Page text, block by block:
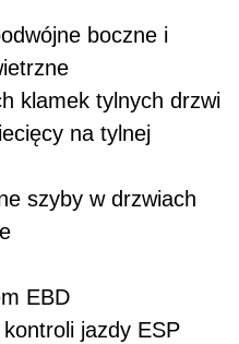
boczne i
klamek tylnych drzwi
na tylnej
szyby w drzwiach
EBD
jazdy ESP